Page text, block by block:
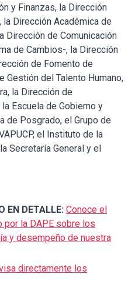
y Finanzas, la Dirección
Dirección Académica de
Dirección de Comunicación
de Cambios-, la Dirección
de Fomento de
Gestión del Talento Humano,
la Dirección de
Escuela de Gobierno y
de Posgrado, el Grupo de
el Instituto de la
Secretaría General y el
EN DETALLE: Conoce el
por la DAPE sobre los
y desempeño de nuestra
directamente los